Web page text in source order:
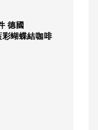
德國
彩蝴蝶結咖啡